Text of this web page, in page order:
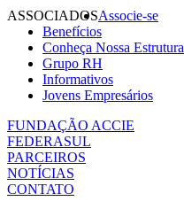
ASSOCIADOSAssocie-se
Benefícios
Conheça Nossa Estrutura
Grupo RH
Informativos
Jovens Empresários
FUNDAÇÃO ACCIE
FEDERASUL
PARCEIROS
NOTÍCIAS
CONTATO